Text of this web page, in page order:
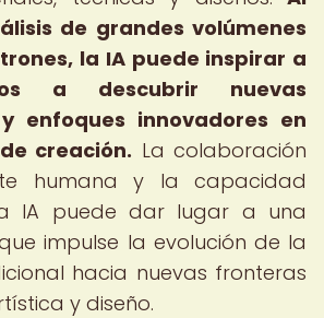
de grandes volúmenes
la IA puede inspirar a
a descubrir nuevas
enfoques innovadores en
creación. La colaboración
humana y la capacidad
IA puede dar lugar a una
impulse la evolución de la
hacia nuevas fronteras
y diseño.